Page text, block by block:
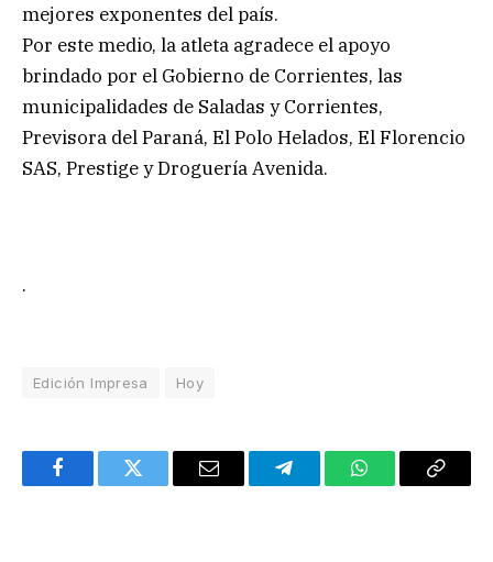
mejores exponentes del país.
Por este medio, la atleta agradece el apoyo
brindado por el Gobierno de Corrientes, las
municipalidades de Saladas y Corrientes,
Previsora del Paraná, El Polo Helados, El Florencio
SAS, Prestige y Droguería Avenida.
.
Edición Impresa Hoy
FacebookTwitter Email TelegramWhatsAppCopy